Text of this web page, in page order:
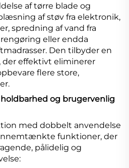
af tørre blade og
af støv fra elektronik,
spredning af vand fra
eller endda
Den tilbyder en
der effektivt eliminerer
flere store,
og brugervenlig
med dobbelt anvendelse
funktioner, der
pålidelig og